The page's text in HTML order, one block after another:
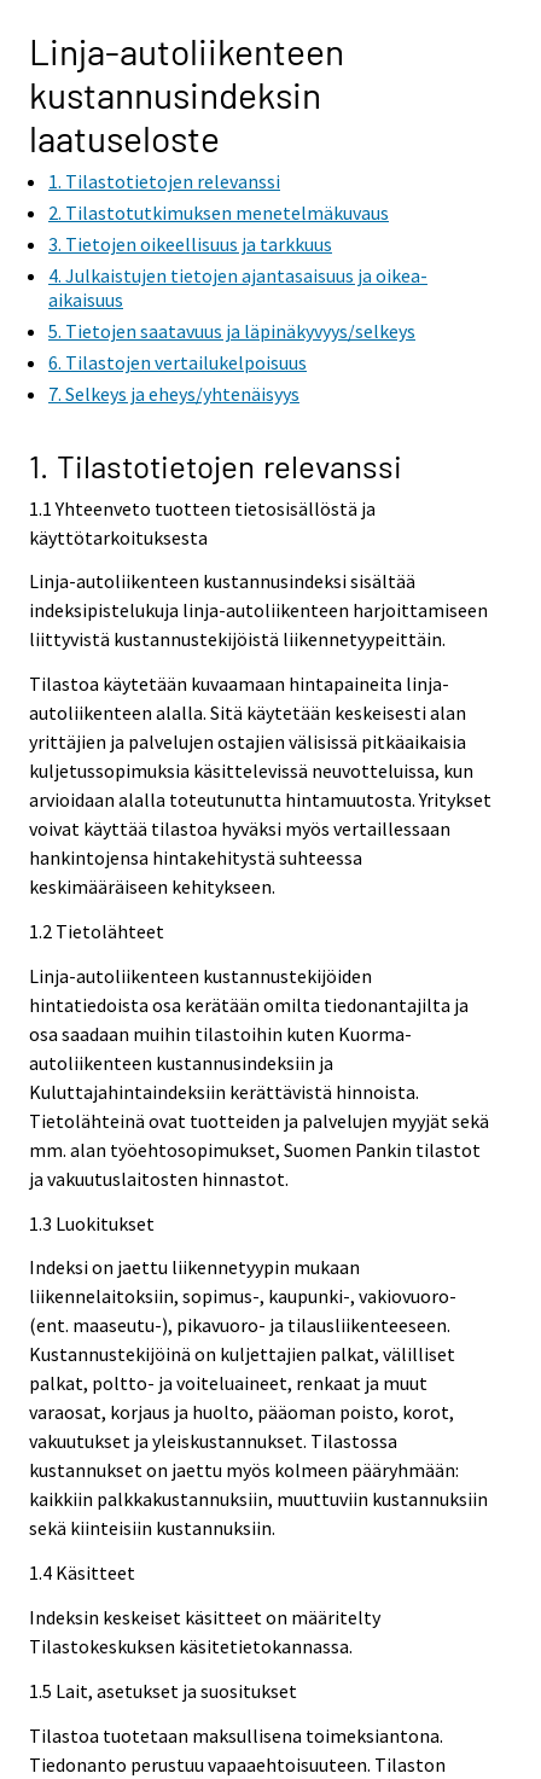
Linja-autoliikenteen
kustannusindeksin
laatuseloste
1. Tilastotietojen relevanssi
2. Tilastotutkimuksen menetelmäkuvaus
3. Tietojen oikeellisuus ja tarkkuus
4. Julkaistujen tietojen ajantasaisuus ja oikea-
aikaisuus
5. Tietojen saatavuus ja läpinäkyvyys/selkeys
6. Tilastojen vertailukelpoisuus
7. Selkeys ja eheys/yhtenäisyys
1. Tilastotietojen relevanssi
1.1 Yhteenveto tuotteen tietosisällöstä ja
käyttötarkoituksesta
Linja-autoliikenteen kustannusindeksi sisältää
indeksipistelukuja linja-autoliikenteen harjoittamiseen
liittyvistä kustannustekijöistä liikennetyypeittäin.
Tilastoa käytetään kuvaamaan hintapaineita linja-
autoliikenteen alalla. Sitä käytetään keskeisesti alan
yrittäjien ja palvelujen ostajien välisissä pitkäaikaisia
kuljetussopimuksia käsittelevissä neuvotteluissa, kun
arvioidaan alalla toteutunutta hintamuutosta. Yritykset
voivat käyttää tilastoa hyväksi myös vertaillessaan
hankintojensa hintakehitystä suhteessa
keskimääräiseen kehitykseen.
1.2 Tietolähteet
Linja-autoliikenteen kustannustekijöiden
hintatiedoista osa kerätään omilta tiedonantajilta ja
osa saadaan muihin tilastoihin kuten Kuorma-
autoliikenteen kustannusindeksiin ja
Kuluttajahintaindeksiin kerättävistä hinnoista.
Tietolähteinä ovat tuotteiden ja palvelujen myyjät sekä
mm. alan työehtosopimukset, Suomen Pankin tilastot
ja vakuutuslaitosten hinnastot.
1.3 Luokitukset
Indeksi on jaettu liikennetyypin mukaan
liikennelaitoksiin, sopimus-, kaupunki-, vakiovuoro-
(ent. maaseutu-), pikavuoro- ja tilausliikenteeseen.
Kustannustekijöinä on kuljettajien palkat, välilliset
palkat, poltto- ja voiteluaineet, renkaat ja muut
varaosat, korjaus ja huolto, pääoman poisto, korot,
vakuutukset ja yleiskustannukset. Tilastossa
kustannukset on jaettu myös kolmeen pääryhmään:
kaikkiin palkkakustannuksiin, muuttuviin kustannuksiin
sekä kiinteisiin kustannuksiin.
1.4 Käsitteet
Indeksin keskeiset käsitteet on määritelty
Tilastokeskuksen käsitetietokannassa.
1.5 Lait, asetukset ja suositukset
Tilastoa tuotetaan maksullisena toimeksiantona.
Tiedonanto perustuu vapaaehtoisuuteen. Tilaston